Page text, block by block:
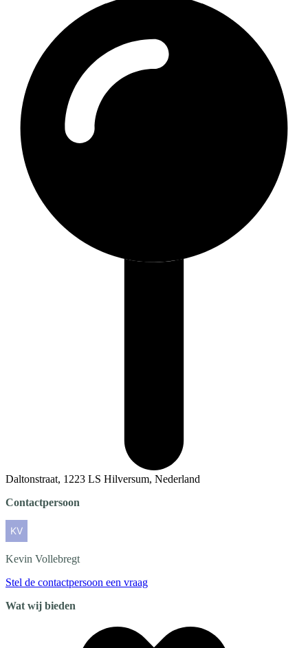
Daltonstraat, 1223 LS Hilversum, Nederland
Contactpersoon
Kevin Vollebregt
Stel de contactpersoon een vraag
Wat wij bieden